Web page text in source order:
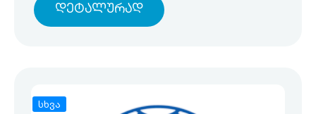
Დეტალურად
სხვა